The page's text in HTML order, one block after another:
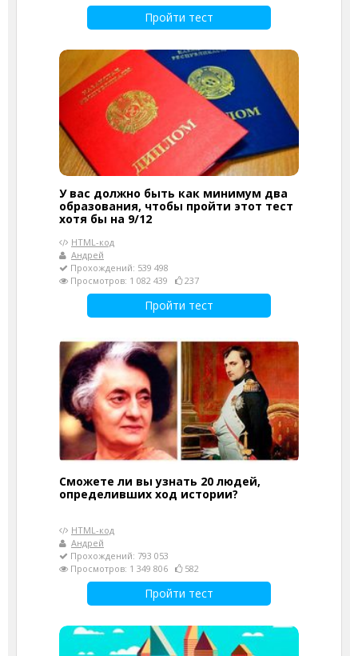
Пройти тест
У вас должно быть как минимум два
образования, чтобы пройти этот тест
хотя бы на 9/12
HTML-код
Андрей
Прохождений: 539 498
Просмотров: 1 082 439
237
Пройти тест
Сможете ли вы узнать 20 людей,
определивших ход истории?
HTML-код
Андрей
Прохождений: 793 053
Просмотров: 1 349 806
582
Пройти тест